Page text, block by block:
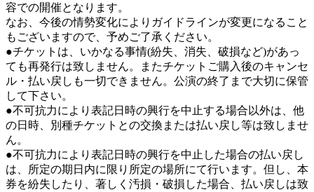
容での開催となります。
なお、今後の情勢変化によりガイドラインが変更になること
もございますので、予めご了承ください。
●チケットは、いかなる事情(紛失、消失、破損など)があっ
ても再発行は致しません。またチケットご購入後のキャンセ
ル・払い戻しも一切できません。公演の終了まで大切に保管
して下さい。
●不可抗力により表記日時の興行を中止する場合以外は、他
の日時、別種チケットとの交換または払い戻し等は致しませ
ん。
●不可抗力により表記日時の興行を中止した場合の払い戻し
は、所定の期日内に限り所定の場所にて行います。但し、本
券を紛失したり、著しく汚損・破損した場合、払い戻しは致